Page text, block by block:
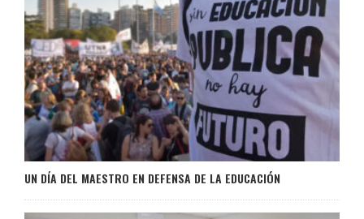
UN DÍA DEL MAESTRO EN DEFENSA DE LA EDUCACIÓN